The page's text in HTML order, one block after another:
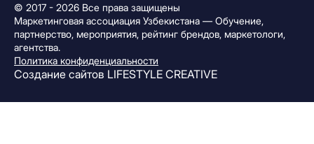
© 2017 - 2026 Все права защищены
Маркетинговая ассоциация Узбекистана — Обучение,
партнерство, мероприятия, рейтинг брендов, маркетологи,
агентства.
Политика конфиденциальности
Создание сайтов LIFESTYLE CREATIVE